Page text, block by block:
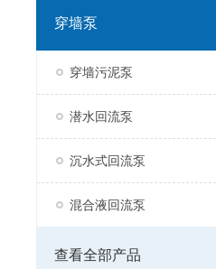
穿墙泵
穿墙污泥泵
潜水回流泵
沉水式回流泵
混合液回流泵
查看全部产品